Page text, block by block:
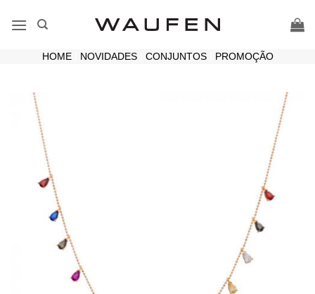
HOME| NOVIDADES| CONJUNTOS| PROMOÇÃO